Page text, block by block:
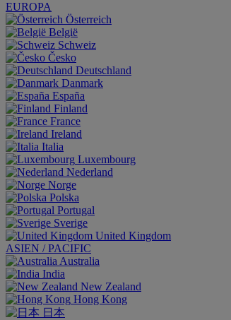
EUROPA
Österreich
België
Schweiz
Česko
Deutschland
Danmark
España
Finland
France
Ireland
Italia
Luxembourg
Nederland
Norge
Polska
Portugal
Sverige
United Kingdom
ASIEN / PACIFIC
Australia
India
New Zealand
Hong Kong
日本